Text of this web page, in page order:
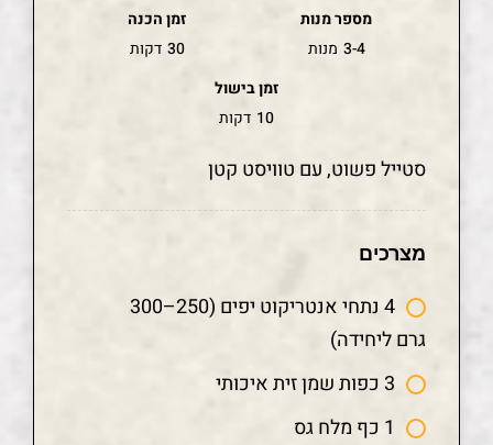
מספר מנות
3-4 מנות
זמן הכנה
30 דקות
זמן בישול
10 דקות
סטייל פשוט, עם טוויסט קטן
מצרכים
4 נתחי אנטריקוט יפים (250–300
גרם ליחידה)
3 כפות שמן זית איכותי
1 כף מלח גס